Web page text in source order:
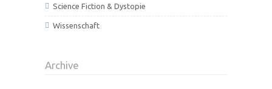
Science Fiction & Dystopie
Wissenschaft
Archive